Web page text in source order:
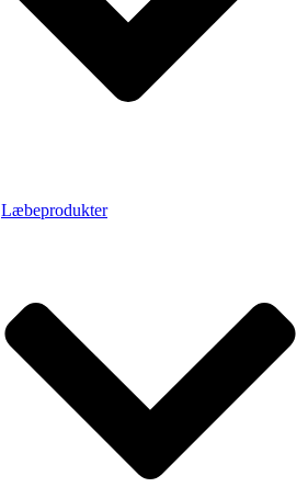
Læbeprodukter